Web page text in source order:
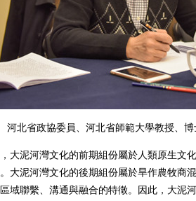
河北省政協委員、河北省師範大學教授、
泥河灣文化的前期組份屬於人類原生文
大泥河灣文化的後期組份屬於旱作農牧商
域聯繫、溝通與融合的特徵。因此，大泥